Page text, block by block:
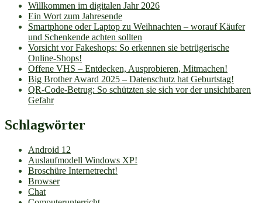
Willkommen im digitalen Jahr 2026
Ein Wort zum Jahresende
Smartphone oder Laptop zu Weihnachten – worauf Käufer
und Schenkende achten sollten
Vorsicht vor Fakeshops: So erkennen sie betrügerische
Online-Shops!
Offene VHS – Entdecken, Ausprobieren, Mitmachen!
Big Brother Award 2025 – Datenschutz hat Geburtstag!
QR-Code-Betrug: So schützten sie sich vor der unsichtbaren
Gefahr
Schlagwörter
Android 12
Auslaufmodell Windows XP!
Broschüre Internetrecht!
Browser
Chat